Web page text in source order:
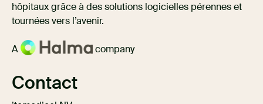
hôpitaux grâce à des solutions logicielles pérennes et
tournées vers l’avenir.
A company
Contact